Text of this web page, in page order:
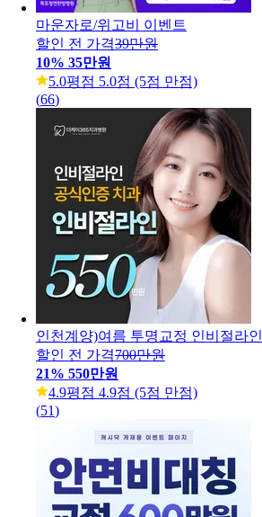
마운자로/위고비 이벤트
할인 전 가격39만원
10% 35만원
5.0평점 5.0점 (5점 만점)
(66)
인천계양)여름 투명교정 인비절라인
할인 전 가격700만원
21% 550만원
4.9평점 4.9점 (5점 만점)
(51)